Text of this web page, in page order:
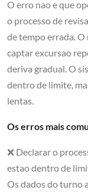
O erro nao e que
o processo de
de tempo errada.
captar excursao
deriva gradual. O
dentro de limite,
lentas.
Os erros mais
❌ Declarar o
estao dentro de
Os dados do turno